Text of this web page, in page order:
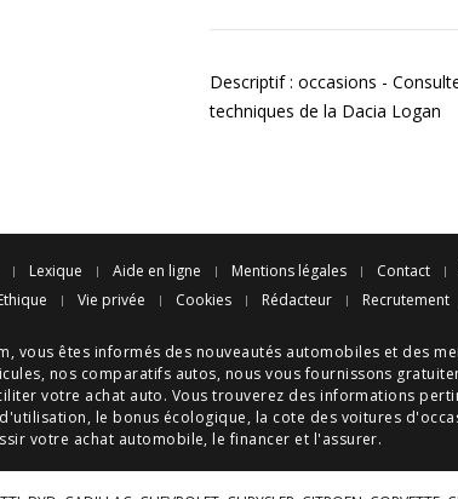
Descriptif : occasions -
techniques de la Dacia Logan
Lexique Aide en ligne Mentions légales Contact
Vie privée Cookies Rédacteur Recrutement
vous êtes informés des nouveautés automobiles et des
, nos comparatifs autos, nous vous fournissons
votre achat auto. Vous trouverez des informations
, le bonus écologique, la cote des voitures
votre achat automobile, le financer et l'assurer.